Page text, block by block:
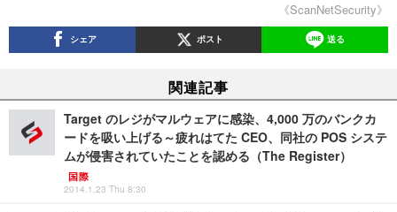
《ScanNetSecurity》
シェア ポスト 送る
関連記事
Target のレジがマルウェアに感染、4,000 万のバンクカ
ードを吸い上げる～疲れはてた CEO、同社の POS システ
ムが侵害されていたことを認める（The Register）
国際
2014.1.23 Thu 8:30